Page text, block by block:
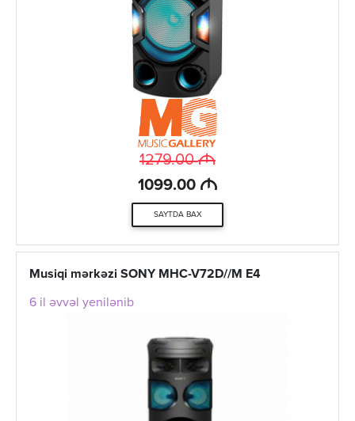
1279.00M
1099.00 M
SAYTDA BAX
Musiqi mərkəzi SONY MHC-V72D//M E4
6 il əvvəl yenilənib